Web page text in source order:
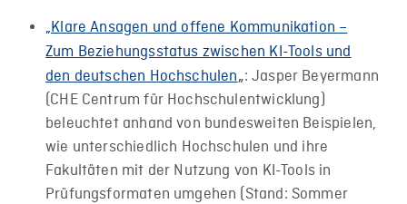
„Klare Ansagen und offene Kommunikation –
Zum Beziehungsstatus zwischen KI-Tools und
den deutschen Hochschulen„: Jasper Beyermann
(CHE Centrum für Hochschulentwicklung)
beleuchtet anhand von bundesweiten Beispielen,
wie unterschiedlich Hochschulen und ihre
Fakultäten mit der Nutzung von KI-Tools in
Prüfungsformaten umgehen (Stand: Sommer